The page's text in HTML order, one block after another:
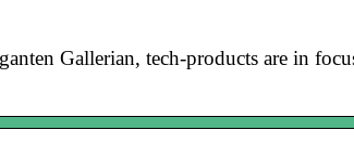
Gallerian, tech-products are in